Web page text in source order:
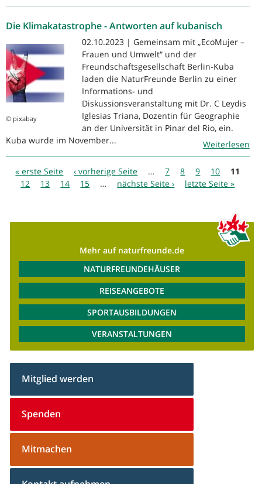
Die Klimakatastrophe - Antworten auf kubanisch
© pixabay
02.10.2023 | Gemeinsam mit „EcoMujer –
Frauen und Umwelt“ und der
Freundschaftsgesellschaft Berlin-Kuba
laden die NaturFreunde Berlin zu einer
Informations- und
Diskussionsveranstaltung mit Dr. C Leydis
Iglesias Triana, Dozentin für Geographie
an der Universität in Pinar del Rio, ein.
Kuba wurde im November...
Weiterlesen
Seiten
« erste Seite ‹ vorherige Seite … 7 8 9 10
11
12
13 14 15 … nächste Seite › letzte Seite »
Mehr auf naturfreunde.de
NATURFREUNDEHÄUSER
REISEANGEBOTE
SPORTAUSBILDUNGEN
VERANSTALTUNGEN
Mitglied werden
Spenden
Mitmachen